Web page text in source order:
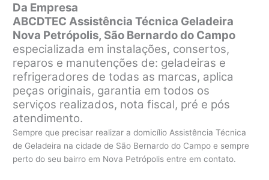
Da Empresa
ABCDTEC Assistência Técnica Geladeira
Nova Petrópolis, São Bernardo do Campo
especializada em instalações, consertos,
reparos e manutenções de: geladeiras e
refrigeradores de todas as marcas, aplica
peças originais, garantia em todos os
serviços realizados, nota fiscal, pré e pós
atendimento.
Sempre que precisar realizar a domicílio Assistência Técnica
de Geladeira na cidade de São Bernardo do Campo e sempre
perto do seu bairro em Nova Petrópolis entre em contato.